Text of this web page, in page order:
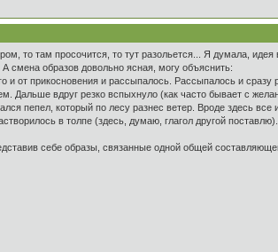
то там просочится, то тут разольется... Я думала, идея
смена образов довольно ясная, могу объяснить:
и от прикосновения и рассыпалось. Рассыпалось и
Дальше вдруг резко вспыхнуло (как часто бывает с
пепел, который по лесу разнес ветер. Вроде здесь
в толпе (здесь, думаю, глагол другой
себе образы, связанные одной общей